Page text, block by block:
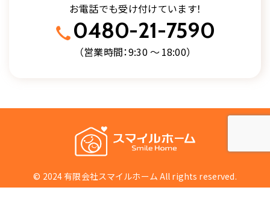
お電話でも受け付けています！
0480-21-7590
（営業時間：9:30～18:00）
© 2024 有限会社スマイルホーム All rights reserved.